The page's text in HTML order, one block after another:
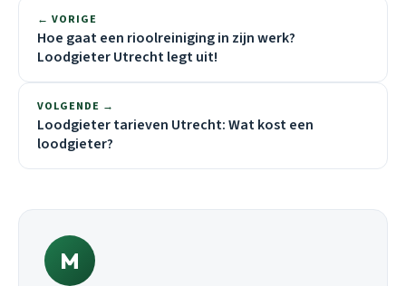
← VORIGE
Hoe gaat een rioolreiniging in zijn werk?
Loodgieter Utrecht legt uit!
VOLGENDE →
Loodgieter tarieven Utrecht: Wat kost een
loodgieter?
M